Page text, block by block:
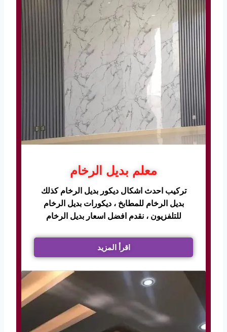
معلم بديل الرخام
تركيب احدث اشكال ديكور بديل الرخام كذلك
بديل الرخام للمطابخ ، ديكورات بديل الرخام
للتلفزيون ، نقدم افضل اسعار بديل الرخام
اقرأ المزيد